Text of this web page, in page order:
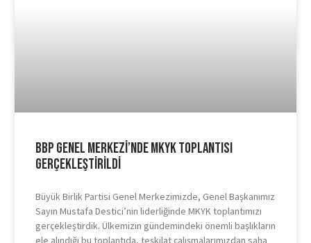
BBP Genel Merkezi’nde MKYK Toplantısı
Gerçekleştirildi
Büyük Birlik Partisi Genel Merkezimizde, Genel Başkanımız
Sayın Mustafa Destici’nin liderliğinde MKYK toplantımızı
gerçekleştirdik. Ülkemizin gündemindeki önemli başlıkların
ele alındığı bu toplantıda, teşkilat çalışmalarımızdan saha